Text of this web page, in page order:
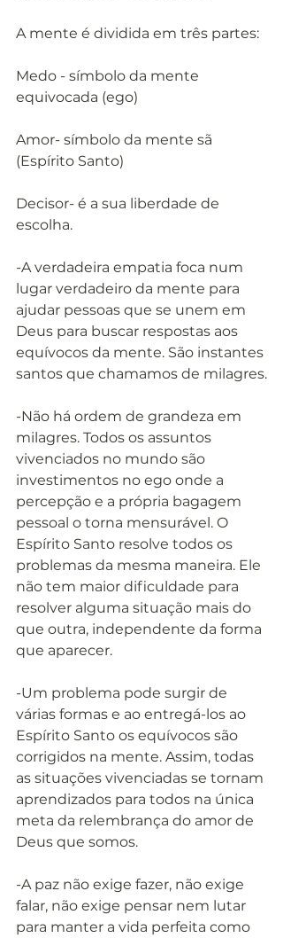
A mente é dividida em três partes:
Medo - símbolo da mente
equivocada (ego)
Amor- símbolo da mente sã
(Espírito Santo)
Decisor- é a sua liberdade de
escolha.
-A verdadeira empatia foca num
lugar verdadeiro da mente para
ajudar pessoas que se unem em
Deus para buscar respostas aos
equívocos da mente. São instantes
santos que chamamos de milagres.
-Não há ordem de grandeza em
milagres. Todos os assuntos
vivenciados no mundo são
investimentos no ego onde a
percepção e a própria bagagem
pessoal o torna mensurável. O
Espírito Santo resolve todos os
problemas da mesma maneira. Ele
não tem maior dificuldade para
resolver alguma situação mais do
que outra, independente da forma
que aparecer.
-Um problema pode surgir de
várias formas e ao entregá-los ao
Espírito Santo os equívocos são
corrigidos na mente. Assim, todas
as situações vivenciadas se tornam
aprendizados para todos na única
meta da relembrança do amor de
Deus que somos.
-A paz não exige fazer, não exige
falar, não exige pensar nem lutar
para manter a vida perfeita como